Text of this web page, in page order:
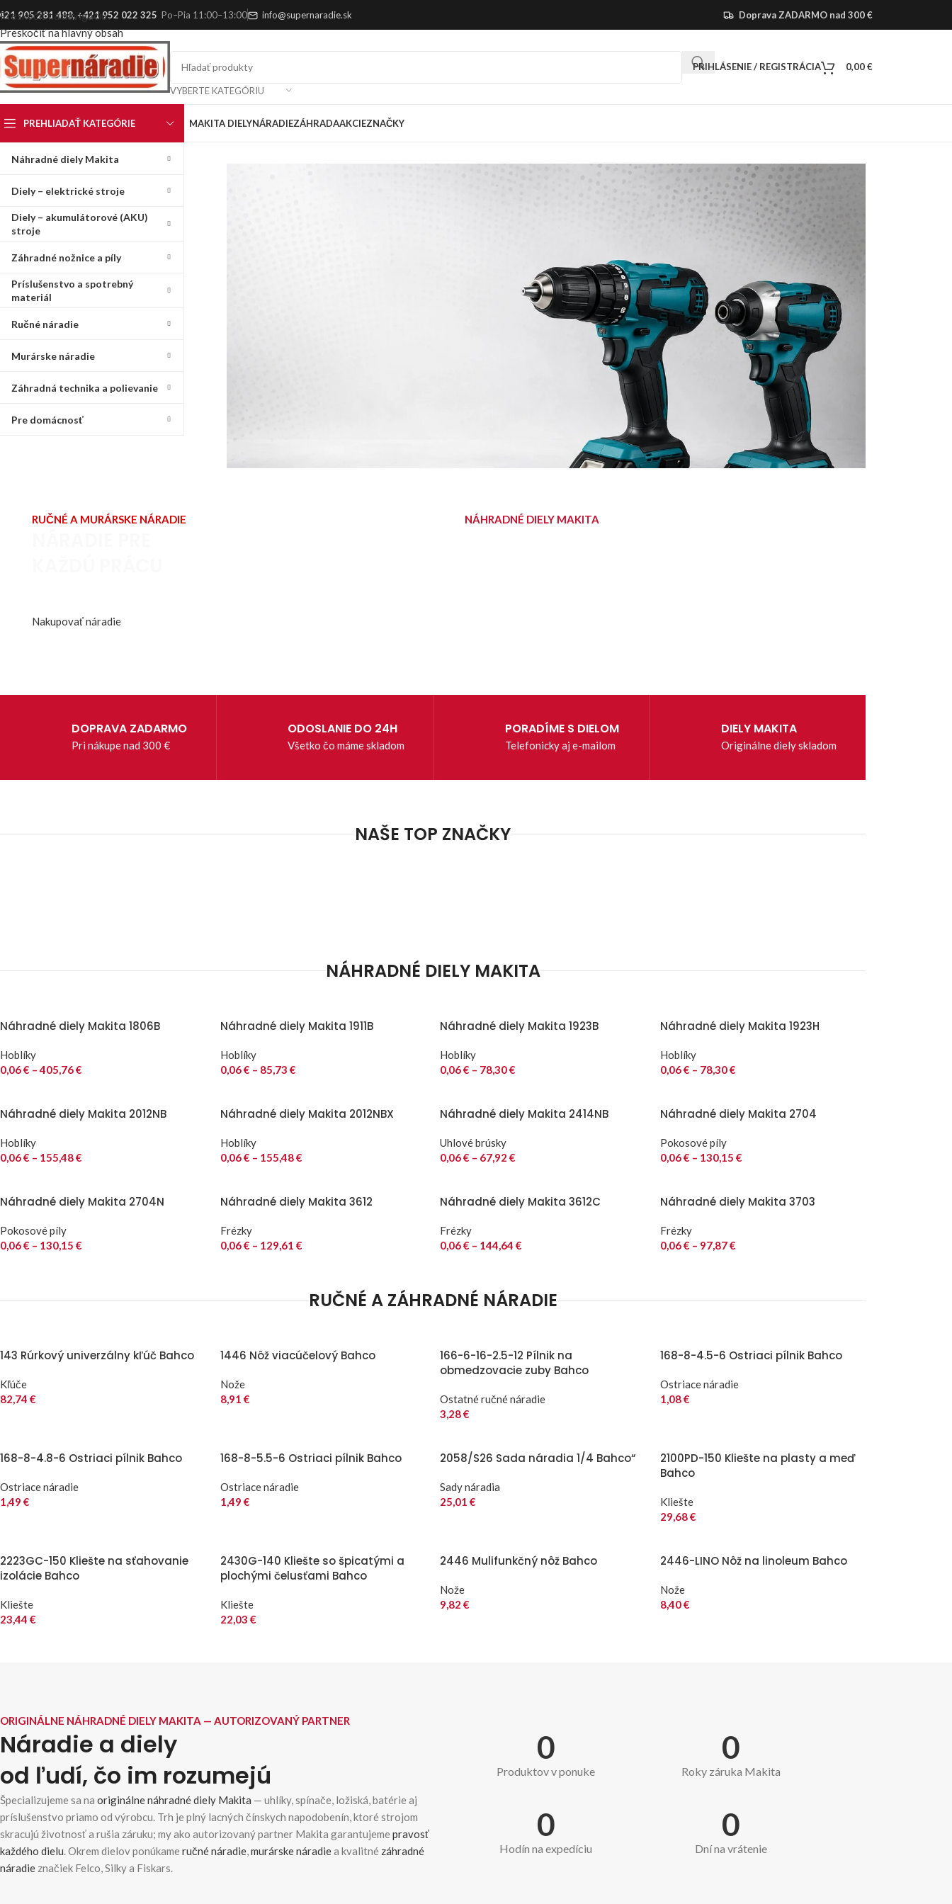
Preskočiť na navigáciu
Preskočiť na hlavný obsah
905 281 488,+421 952 022 325 Po–Pia 11:00–13:00 info@supernaradie.sk Doprava ZADARMO nad 300 €
VYBERTE KATEGÓRIU
PRIHLÁSENIE / REGISTRÁCIA 0,00€
PREHLIADAŤ KATEGÓRIE
Náhradné diely Makita
Diely – elektrické stroje
Diely – akumulátorové (AKU)
stroje
Záhradné nožnice a píly
Príslušenstvo a spotrebný
materiál
Ručné náradie
Murárske náradie
Záhradná technika a polievanie
Pre domácnosť
MAKITA DIELYNÁRADIEZÁHRADAAKCIEZNAČKY
RUČNÉ A MURÁRSKE NÁRADIE
Nakupovať náradie
NÁHRADNÉ DIELY MAKITA
DOPRAVA ZADARMO
Pri nákupe nad 300 €
ODOSLANIE DO 24H
Všetko čo máme skladom
PORADÍME S DIELOM
Telefonicky aj e-mailom
DIELY MAKITA
Originálne diely skladom
NAŠE TOP ZNAČKY
NÁHRADNÉ DIELY MAKITA
Náhradné diely Makita 1806B
Hoblíky
0,06€ – 405,76€
Náhradné diely Makita 1911B
Hoblíky
0,06€ – 85,73 €
Náhradné diely Makita 1923B
Hoblíky
0,06€ – 78,30€
Náhradné diely Makita 1923H
Hoblíky
0,06€ – 78,30€
Náhradné diely Makita 2012NB
Hoblíky
0,06€ – 155,48€
Náhradné diely Makita 2012NBX
Hoblíky
0,06€ – 155,48€
Náhradné diely Makita 2414NB
Uhlové brúsky
0,06€ – 67,92 €
Náhradné diely Makita 2704
Pokosové píly
0,06€ – 130,15 €
Náhradné diely Makita 2704N
Pokosové píly
0,06€ – 130,15 €
Náhradné diely Makita 3612
Frézky
0,06€ – 129,61 €
Náhradné diely Makita 3612C
Frézky
0,06€ – 144,64 €
Náhradné diely Makita 3703
Frézky
0,06€ – 97,87€
RUČNÉ A ZÁHRADNÉ NÁRADIE
143 Rúrkový univerzálny kľúč Bahco
Kľúče
82,74 €
1446 Nôž viacúčelový Bahco
Nože
8,91 €
166-6-16-2.5-12 Pílnik na
obmedzovacie zuby Bahco
Ostatné ručné náradie
3,28€
168-8-4.5-6 Ostriaci pílnik Bahco
Ostriace náradie
1,08€
168-8-4.8-6 Ostriaci pílnik Bahco
Ostriace náradie
1,49 €
168-8-5.5-6 Ostriaci pílnik Bahco
Ostriace náradie
1,49 €
2058/S26 Sada náradia 1/4 Bahco“
Sady náradia
25,01 €
2100PD-150 Kliešte na plasty a meď
Bahco
Kliešte
29,68€
2223GC-150 Kliešte na sťahovanie
izolácie Bahco
Kliešte
23,44 €
2430G-140 Kliešte so špicatými a
plochými čelusťami Bahco
Kliešte
22,03 €
2446 Mulifunkčný nôž Bahco
Nože
9,82 €
2446-LINO Nôž na linoleum Bahco
Nože
8,40€
ORIGINÁLNE NÁHRADNÉ DIELY MAKITA — AUTORIZOVANÝ PARTNER
Náradie a diely
od ľudí, čo im rozumejú
Špecializujeme sa na originálne náhradné diely Makita — uhlíky, spínače, ložiská, batérie aj
príslušenstvo priamo od výrobcu. Trh je plný lacných čínskych napodobenín, ktoré strojom
skracujú životnosť a rušia záruku; my ako autorizovaný partner Makita garantujemepravosť
každého dielu. Okrem dielov ponúkameručné náradie,murárske náradiea kvalitné záhradné
náradie značiek Felco, Silky a Fiskars.
0
Produktov v ponuke
0
Roky záruka Makita
0
Hodín na expedíciu
0
Dní na vrátenie